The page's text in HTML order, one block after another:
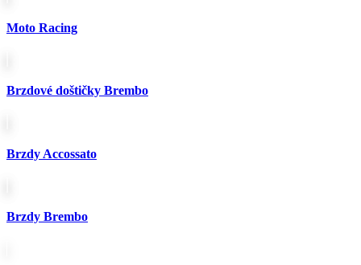
Moto Racing
Brzdové doštičky Brembo
Brzdy Accossato
Brzdy Brembo